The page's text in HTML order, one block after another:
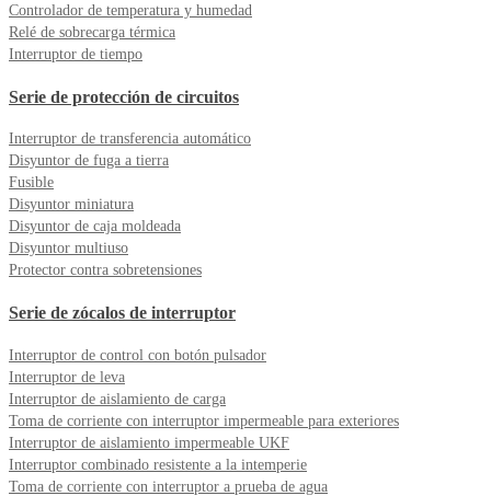
Controlador de temperatura y humedad
Relé de sobrecarga térmica
Interruptor de tiempo
Serie de protección de circuitos
Interruptor de transferencia automático
Disyuntor de fuga a tierra
Fusible
Disyuntor miniatura
Disyuntor de caja moldeada
Disyuntor multiuso
Protector contra sobretensiones
Serie de zócalos de interruptor
Interruptor de control con botón pulsador
Interruptor de leva
Interruptor de aislamiento de carga
Toma de corriente con interruptor impermeable para exteriores
Interruptor de aislamiento impermeable UKF
Interruptor combinado resistente a la intemperie
Toma de corriente con interruptor a prueba de agua